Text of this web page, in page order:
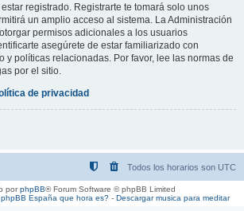
registrado. Registrarte te tomará solo unos
un amplio acceso al sistema. La Administración
permisos adicionales a los usuarios
asegúrete de estar familiarizado con
y políticas relacionadas. Por favor, lee las normas de
por el sitio.
de privacidad
Todos los horarios son UTC
porphpBB® Forum Software © phpBB Limited
phpBB España que hora es?- Descargar musica para meditar